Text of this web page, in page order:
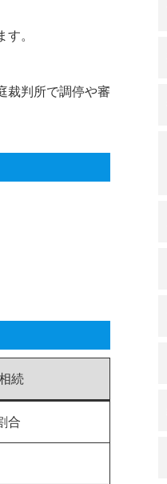
。
裁判所で調停や審
続
合